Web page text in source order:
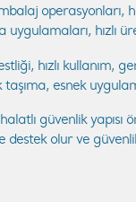
operasyonları,
hızlı
hızlı kullanım,
esnek
güvenlik yapısı
olur ve